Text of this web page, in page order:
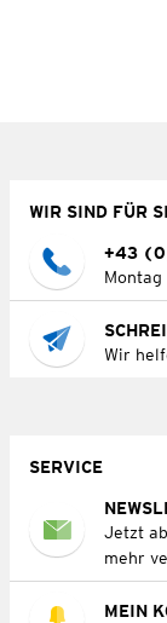
WIR SIND FÜR
+43
Montag
Wir
SERVICE
Jetzt
mehr
MEIN